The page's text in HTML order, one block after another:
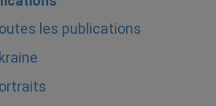
les publications